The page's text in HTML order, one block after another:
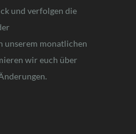
und verfolgen die
unserem monatlichen
wir euch über